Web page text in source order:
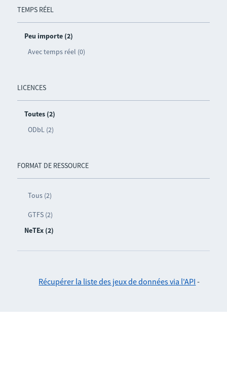
TEMPS RÉEL
Peu importe (2)
Avec temps réel (0)
LICENCES
Toutes (2)
ODbL (2)
FORMAT DE RESSOURCE
Tous (2)
GTFS (2)
NeTEx (2)
Récupérer la liste des jeux de données via l'API -